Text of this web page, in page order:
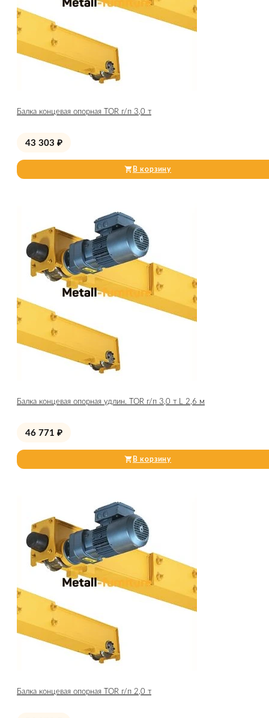
Балка концевая опорная TOR г/п 3,0 т
43 303 ₽
В корзину
Балка концевая опорная удлин. TOR г/п 3,0 т L 2,6 м
46 771 ₽
В корзину
Балка концевая опорная TOR г/п 2,0 т